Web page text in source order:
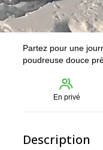
Partez pour une
poudreuse douce
En privé
Description